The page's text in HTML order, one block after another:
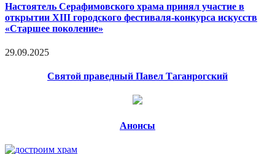
Настоятель Серафимовского храма принял участие в
открытии XIII городского фестиваля-конкурса искусств
«Старшее поколение»
29.09.2025
Святой праведный Павел Таганрогский
Анонсы